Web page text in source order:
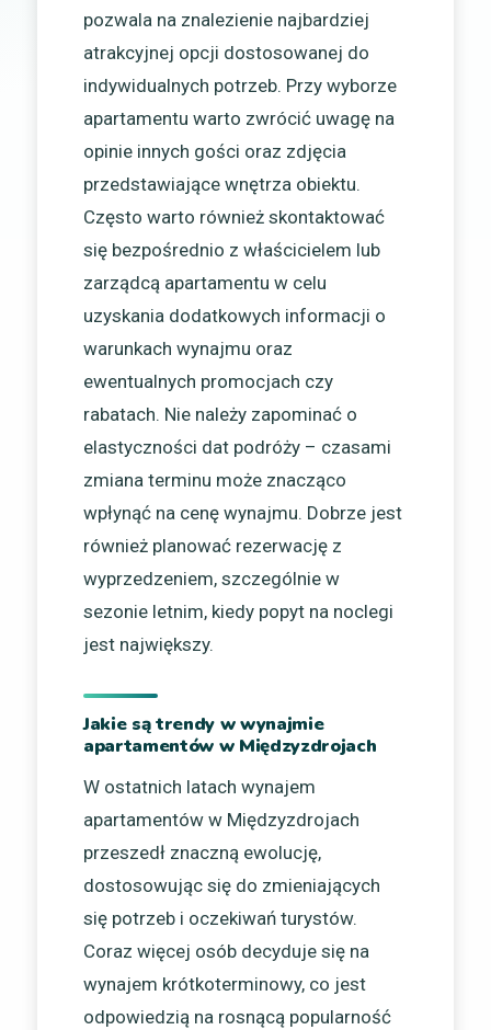
pozwala na znalezienie najbardziej
atrakcyjnej opcji dostosowanej do
indywidualnych potrzeb. Przy wyborze
apartamentu warto zwrócić uwagę na
opinie innych gości oraz zdjęcia
przedstawiające wnętrza obiektu.
Często warto również skontaktować
się bezpośrednio z właścicielem lub
zarządcą apartamentu w celu
uzyskania dodatkowych informacji o
warunkach wynajmu oraz
ewentualnych promocjach czy
rabatach. Nie należy zapominać o
elastyczności dat podróży – czasami
zmiana terminu może znacząco
wpłynąć na cenę wynajmu. Dobrze jest
również planować rezerwację z
wyprzedzeniem, szczególnie w
sezonie letnim, kiedy popyt na noclegi
jest największy.
Jakie są trendy w wynajmie
apartamentów w Międzyzdrojach
W ostatnich latach wynajem
apartamentów w Międzyzdrojach
przeszedł znaczną ewolucję,
dostosowując się do zmieniających
się potrzeb i oczekiwań turystów.
Coraz więcej osób decyduje się na
wynajem krótkoterminowy, co jest
odpowiedzią na rosnącą popularność